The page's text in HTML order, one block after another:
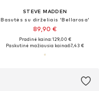
STEVE MADDEN
Basutės su dirželiais 'Bellarosa'
89,90 €
Pradinė kaina: 129,00 €
Paskutinė mažiausia kaina:67,43 €